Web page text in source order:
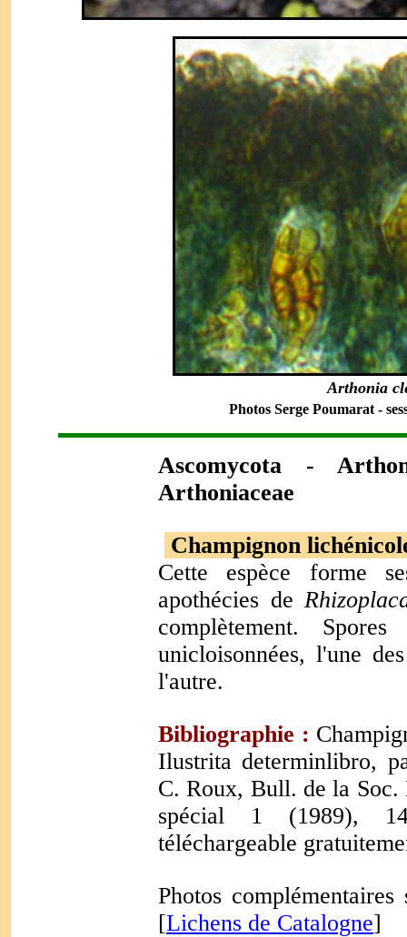
Arthonia
Photos Serge Poumarat -
Ascomycota -
Arthoniaceae
Champignon
Cette espèce forme
apothécies de
complètement.
unicloisonnées, l'une
l'autre.
Bibliographie :
Ilustrita determinlibro,
C. Roux, Bull. de la Soc.
spécial 1 (1989),
téléchargeable
Photos
[Lichens de Catalogne]